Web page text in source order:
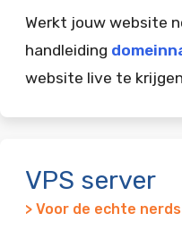
Werkt jouw website
handleiding
website live te
VPS server
> Voor de echte nerds